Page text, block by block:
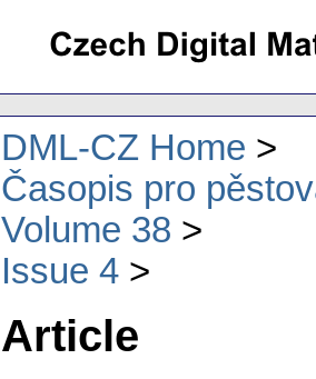
DML-CZ Home
Časopis pro
Volume 38
Issue 4
Article